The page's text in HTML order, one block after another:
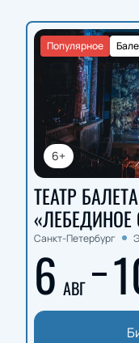
6+
Популярное
ТЕАТР
«ЛЕБЕДИНОЕ
Санкт-Петербург
6 АВГ